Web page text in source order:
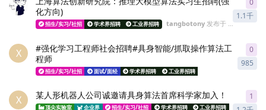
化方向)
招生/实习/社招 学术界招聘 工业界招聘 tangbotony 发布于
1.1千
X
#强化学习工程师社会招聘#具身智能/抓取操作算法工
程师
招生/实习/社招 面试/面经 学术界招聘 工业界招聘
985
0
X 某人形机器人公司诚邀请具身算法首席科学家加入！
顶尖实验室 企业界 招生/实习/社招 学术界招聘 工业界招聘 落地应用
1